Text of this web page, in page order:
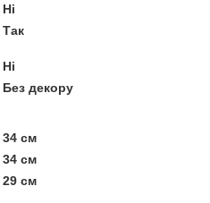
Ні
Так
Ні
Без декору
34 см
34 см
29 см